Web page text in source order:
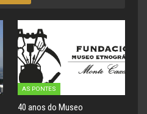
AS PONTES
40 anos do Museo